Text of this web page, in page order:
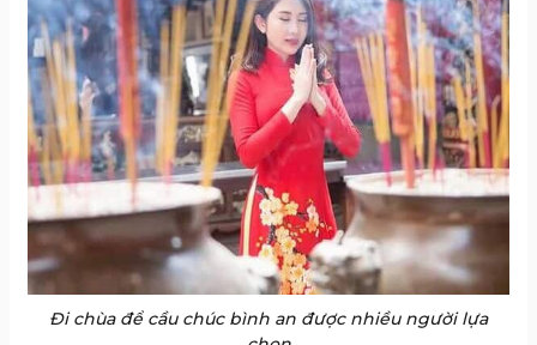
Đi chùa để cầu chúc bình an được nhiều người lựa